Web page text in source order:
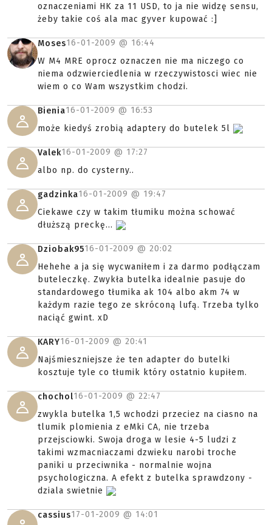
oznaczeniami HK za 11 USD, to ja nie widzę sensu,
żeby takie coś ala mac gyver kupować :]
Moses16-01-2009 @ 16:44
W M4 MRE oprocz oznaczen nie ma niczego co
niema odzwierciedlenia w rzeczywistosci wiec nie
wiem o co Wam wszystkim chodzi.
Bienia16-01-2009 @ 16:53
może kiedyś zrobią adaptery do butelek 5l
Valek16-01-2009 @ 17:27
albo np. do cysterny..
gadzinka16-01-2009 @ 19:47
Ciekawe czy w takim tłumiku można schować
dłuższą preckę...
Dziobak9516-01-2009 @ 20:02
Hehehe a ja się wycwaniłem i za darmo podłączam
buteleczkę. Zwykła butelka idealnie pasuje do
standardowego tłumika ak 104 albo akm 74 w
każdym razie tego ze skróconą lufą. Trzeba tylko
naciąć gwint. xD
KARY16-01-2009 @ 20:41
Najśmieszniejsze że ten adapter do butelki
kosztuje tyle co tłumik który ostatnio kupiłem.
chochol16-01-2009 @ 22:47
zwykla butelka 1,5 wchodzi przeciez na ciasno na
tlumik plomienia z eMki CA, nie trzeba
przejsciowki. Swoja droga w lesie 4-5 ludzi z
takimi wzmacniaczami dzwieku narobi troche
paniki u przeciwnika - normalnie wojna
psychologiczna. A efekt z butelka sprawdzony -
dziala swietnie
cassius17-01-2009 @ 14:01